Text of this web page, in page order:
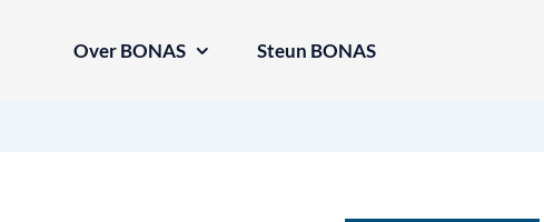
Over BONAS Steun BONAS